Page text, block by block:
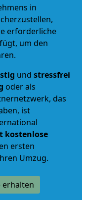
in
erforderliche
um den
und stressfrei
oder als
das
ist
kostenlose
ersten
Umzug.
erhalten